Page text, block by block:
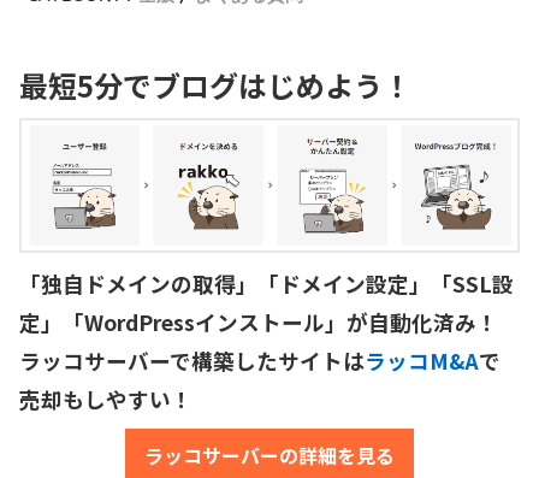
最短5分でブログはじめよう！
「独自ドメインの取得」「ドメイン設定」「SSL設
定」「WordPressインストール」が自動化済み！
ラッコサーバーで構築したサイトはラッコM&Aで
売却もしやすい！
ラッコサーバーの詳細を見る